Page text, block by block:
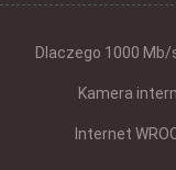
Dlaczego 1000
Kamera
Internet